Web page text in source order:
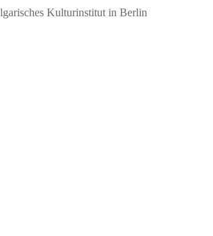
Kulturinstitut in Berlin